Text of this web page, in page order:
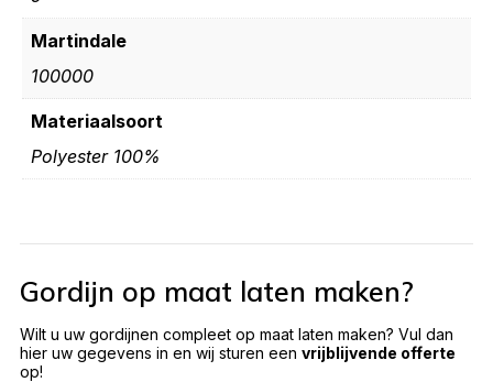
Martindale
100000
Materiaalsoort
Polyester 100%
Gordijn op maat laten maken?
Wilt u uw gordijnen compleet op maat laten maken? Vul dan
hier uw gegevens in en wij sturen een vrijblijvende offerte
op!